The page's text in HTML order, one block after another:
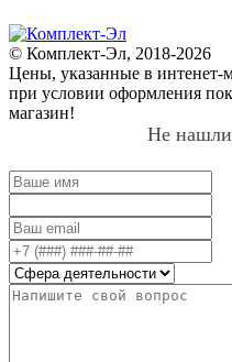
© Комплект-Эл, 2018-2026
Цены, указанные в интенет-
при условии оформления
магазин!
Не